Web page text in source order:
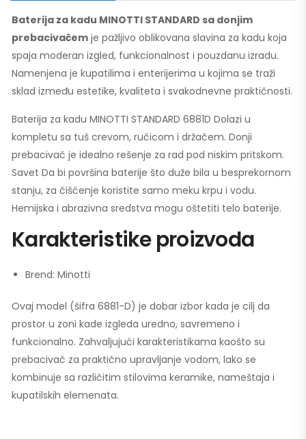
Baterija za kadu MINOTTI STANDARD sa donjim
prebacivačem je pažljivo oblikovana slavina za kadu koja
spaja moderan izgled, funkcionalnost i pouzdanu izradu.
Namenjena je kupatilima i enterijerima u kojima se traži
sklad između estetike, kvaliteta i svakodnevne praktičnosti.
Baterija za kadu MINOTTI STANDARD 6881D Dolazi u
kompletu sa tuš crevom, ručicom i držačem. Donji
prebacivač je idealno rešenje za rad pod niskim pritskom.
Savet Da bi površina baterije što duže bila u besprekornom
stanju, za čišćenje koristite samo meku krpu i vodu.
Hemijska i abrazivna sredstva mogu oštetiti telo baterije.
Karakteristike proizvoda
Brend: Minotti
Ovaj model (šifra 6881-D) je dobar izbor kada je cilj da
prostor u zoni kade izgleda uredno, savremeno i
funkcionalno. Zahvaljujući karakteristikama kaošto su
prebacivač za praktično upravljanje vodom, lako se
kombinuje sa različitim stilovima keramike, nameštaja i
kupatilskih elemenata.